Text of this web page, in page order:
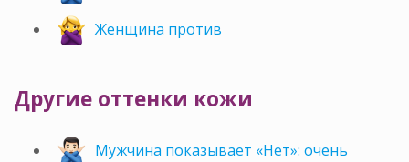
Женщина против
Другие оттенки кожи
Мужчина показывает «Нет»: очень